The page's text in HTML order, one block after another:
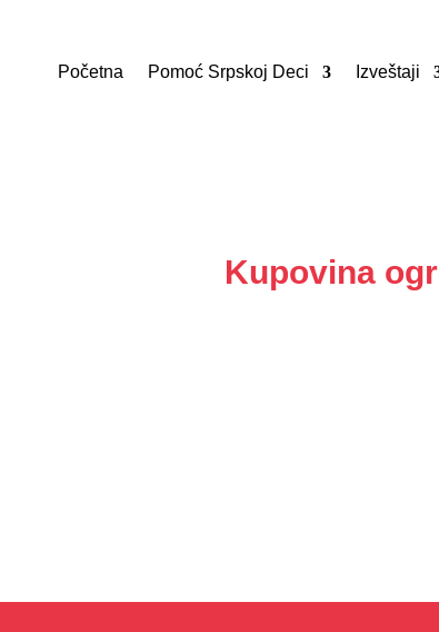
Početna Pomoć Srpskoj Deci Izveštaji
Kupovina